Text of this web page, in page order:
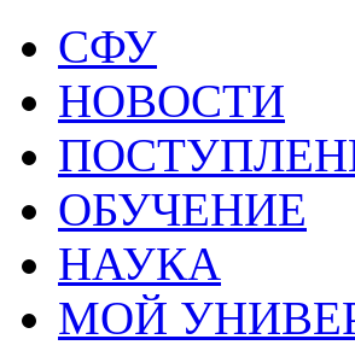
СФУ
НОВОСТИ
ОБУЧЕНИЕ
НАУКА
МОЙ